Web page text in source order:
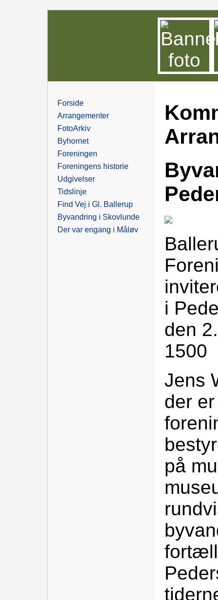
Forside
Arrangementer
FotoArkiv
Byhornet
Foreningen
Foreningens historie
Udgivelser
Tidslinje
Find Vej i Gl. Ballerup
Byvandring i Skovlunde
Der var engang i Måløv
i
den
1500
Jens
der
på